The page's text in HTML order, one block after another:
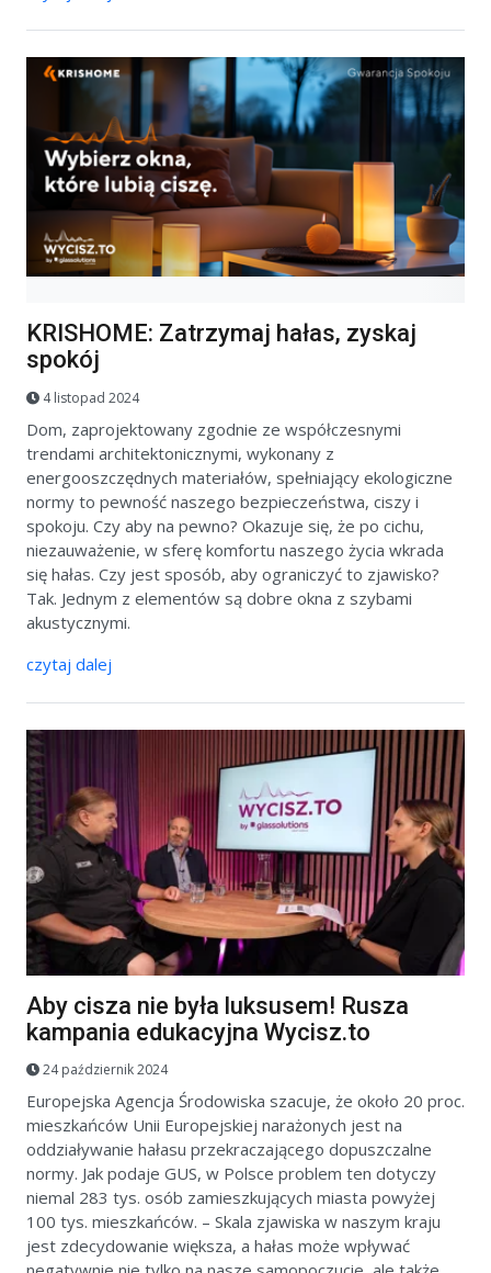
KRISHOME: Zatrzymaj hałas, zyskaj
spokój
4 listopad 2024
Dom, zaprojektowany zgodnie ze współczesnymi
trendami architektonicznymi, wykonany z
energooszczędnych materiałów, spełniający ekologiczne
normy to pewność naszego bezpieczeństwa, ciszy i
spokoju. Czy aby na pewno? Okazuje się, że po cichu,
niezauważenie, w sferę komfortu naszego życia wkrada
się hałas. Czy jest sposób, aby ograniczyć to zjawisko?
Tak. Jednym z elementów są dobre okna z szybami
akustycznymi.
czytaj dalej
Aby cisza nie była luksusem! Rusza
kampania edukacyjna Wycisz.to
24 październik 2024
Europejska Agencja Środowiska szacuje, że około 20 proc.
mieszkańców Unii Europejskiej narażonych jest na
oddziaływanie hałasu przekraczającego dopuszczalne
normy. Jak podaje GUS, w Polsce problem ten dotyczy
niemal 283 tys. osób zamieszkujących miasta powyżej
100 tys. mieszkańców. – Skala zjawiska w naszym kraju
jest zdecydowanie większa, a hałas może wpływać